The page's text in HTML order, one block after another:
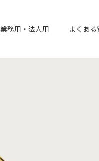
業務用・法人用 よくある